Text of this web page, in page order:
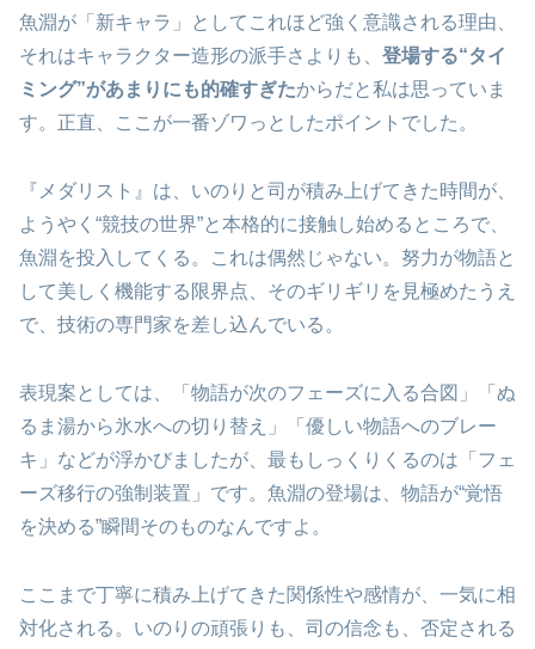
魚淵が「新キャラ」としてこれほど強く意識される理由、
それはキャラクター造形の派手さよりも、 登場する“タイ
ミング”があまりにも的確すぎたからだと私は思っていま
す。正直、ここが一番ゾワっとしたポイントでした。
『メダリスト』は、いのりと司が積み上げてきた時間が、
ようやく“競技の世界”と本格的に接触し始めるところで、
魚淵を投入してくる。これは偶然じゃない。努力が物語と
して美しく機能する限界点、そのギリギリを見極めたうえ
で、技術の専門家を差し込んでいる。
表現案としては、「物語が次のフェーズに入る合図」「ぬ
るま湯から氷水への切り替え」「優しい物語へのブレー
キ」などが浮かびましたが、最もしっくりくるのは「フェ
ーズ移行の強制装置」です。魚淵の登場は、物語が“覚悟
を決める”瞬間そのものなんですよ。
ここまで丁寧に積み上げてきた関係性や感情が、一気に相
対化される。いのりの頑張りも、司の信念も、否定される